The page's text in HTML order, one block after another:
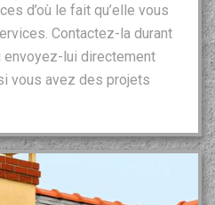
d’où le fait qu’elle vous
Contactez-la durant
envoyez-lui directement
vous avez des projets